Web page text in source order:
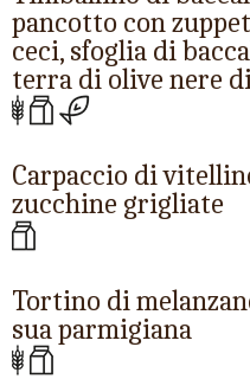
pancotto con
ceci, sfoglia di
terra di olive nere
Carpaccio di
zucchine grigliate
Tortino di
sua parmigiana